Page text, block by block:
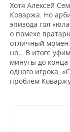
Хотя Алексей
Коваржа. Но
эпизода гол
о помехе
отличный
но… В итоге
минуты до
одного игрока,
проблем